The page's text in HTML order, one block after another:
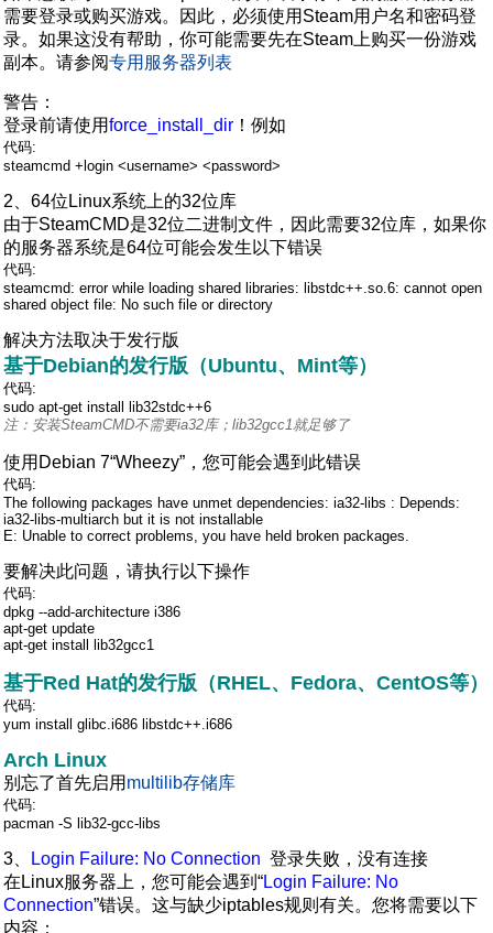
需要登录或购买游戏。因此，必须使用Steam用户名和密码登
录。如果这没有帮助，你可能需要先在Steam上购买一份游戏
副本。请参阅专用服务器列表
警告：
登录前请使用force_install_dir ！例如
代码:
steamcmd +login <username> <password>
2、64位Linux系统上的32位库
由于SteamCMD是32位二进制文件，因此需要32位库，如果你
的服务器系统是64位可能会发生以下错误
代码:
steamcmd: error while loading shared libraries: libstdc++.so.6: cannot open
shared object file: No such file or directory
解决方法取决于发行版
基于Debian的发行版（Ubuntu、Mint等）
代码:
sudo apt-get install lib32stdc++6
注：安装SteamCMD不需要ia32库；lib32gcc1就足够了
使用Debian 7“Wheezy”，您可能会遇到此错误
代码:
The following packages have unmet dependencies: ia32-libs : Depends:
ia32-libs-multiarch but it is not installable
E: Unable to correct problems, you have held broken packages.
要解决此问题，请执行以下操作
代码:
dpkg --add-architecture i386
apt-get update
apt-get install lib32gcc1
基于Red Hat的发行版（RHEL、Fedora、CentOS等）
代码:
yum install glibc.i686 libstdc++.i686
Arch Linux
别忘了首先启用 multilib存储库
代码:
pacman -S lib32-gcc-libs
3、 Login Failure: No Connection 登录失败，没有连接
在Linux服务器上，您可能会遇到“Login Failure: No
Connection”错误。这与缺少iptables规则有关。您将需要以下
内容：